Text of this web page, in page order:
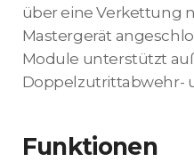
über eine Verkettung
Mastergerät
Module unterstützt
Doppelzutrittabwehr-
Funktionen